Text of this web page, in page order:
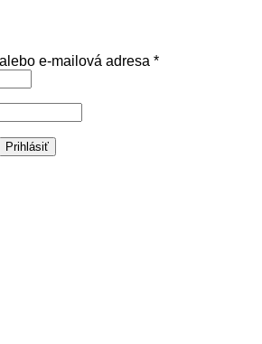
e-mailová adresa *Povinné
Prihlásiť